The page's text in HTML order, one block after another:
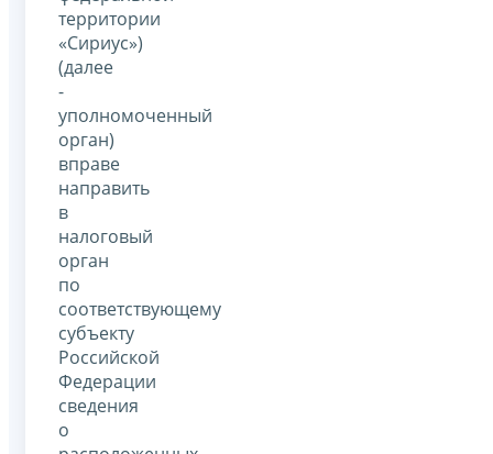
территории
«Сириус»)
(далее
-
уполномоченный
орган)
вправе
направить
в
налоговый
орган
по
соответствующему
субъекту
Российской
Федерации
сведения
о